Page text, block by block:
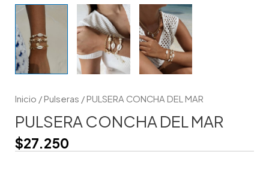
Inicio /Pulseras / PULSERA CONCHA DEL MAR
PULSERA CONCHA DEL MAR
$27.250